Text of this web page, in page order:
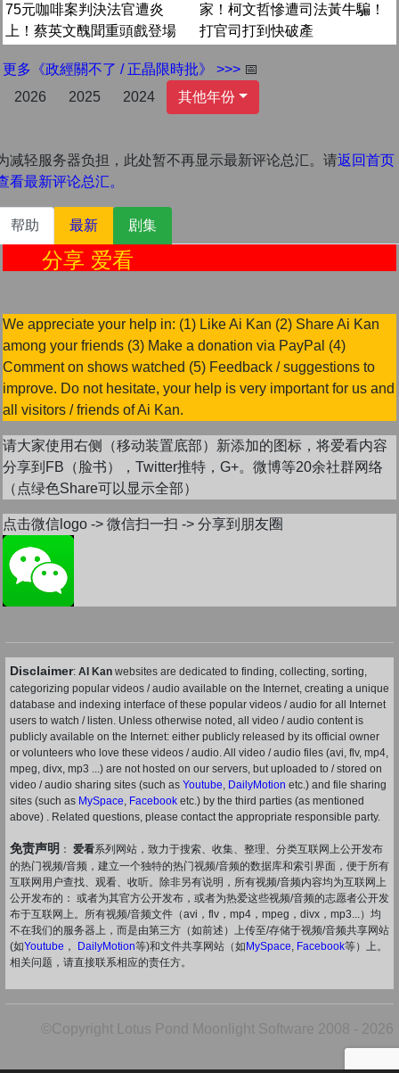
75元咖啡案判決法官遭炎
上！蔡英文醜聞重頭戲登場
家！柯文哲慘遭司法黃牛騙！
打官司打到快破產
更多《政經關不了 / 正晶限時批》 >>> 📅
2026
2025 2024 其他年份
减轻服务器负担，此处暂不再显示最新评论总汇。请返回首页
看最新评论总汇。
帮助 最新 剧集
分享 爱看
We appreciate your help in: (1) Like Ai Kan (2) Share Ai Kan
among your friends (3) Make a donation via PayPal (4)
Comment on shows watched (5) Feedback / suggestions to
improve. Do not hesitate, your help is very important for us and
all visitors / friends of Ai Kan.
请大家使用右侧（移动装置底部）新添加的图标，将爱看内容
分享到FB（脸书），Twitter推特，G+。微博等20余社群网络
（点绿色Share可以显示全部）
点击微信logo -> 微信扫一扫 -> 分享到朋友圈
Disclaimer: AI Kan websites are dedicated to finding, collecting, sorting,
categorizing popular videos / audio available on the Internet, creating a unique
database and indexing interface of these popular videos / audio for all Internet
users to watch / listen. Unless otherwise noted, all video / audio content is
publicly available on the Internet: either publicly released by its official owner
or volunteers who love these videos / audio. All video / audio files (avi, flv, mp4,
mpeg, divx, mp3 ...) are not hosted on our servers, but uploaded to / stored on
video / audio sharing sites (such as Youtube DailyMotion etc.) and file sharing
sites (such as MySpace Facebook etc.) by the third parties (as mentioned
above) . Related questions, please contact the appropriate responsible party.
免责声明 ： 爱看系列网站，致力于搜索、收集、整理、分类互联网上公开发布
的热门视频/音频，建立一个独特的热门视频/音频的数据库和索引界面，便于所有
互联网用户查找、观看、收听。除非另有说明，所有视频/音频内容均为互联网上
公开发布的： 或者为其官方公开发布，或者为热爱这些视频/音频的志愿者公开发
布于互联网上。所有视频/音频文件（avi，flv，mp4，mpeg，divx，mp3...）均
不在我们的服务器上，而是由第三方（如前述）上传至/存储于视频/音频共享网站
(如Youtube ， DailyMotion等)和文件共享网站（如MySpace Facebook等）上。
相关问题，请直接联系相应的责任方。
©Copyright Lotus Pond Moonlight Software 2008 - 2026